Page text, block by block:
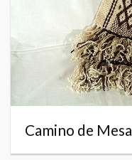
Camino de Mesa